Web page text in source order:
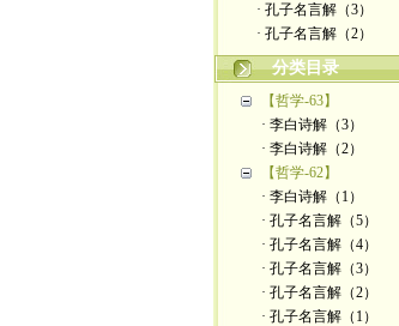
· 孔子名言解（3）
· 孔子名言解（2）
分类目录
【哲学-63】
· 李白诗解（3）
· 李白诗解（2）
【哲学-62】
· 李白诗解（1）
· 孔子名言解（5）
· 孔子名言解（4）
· 孔子名言解（3）
· 孔子名言解（2）
· 孔子名言解（1）